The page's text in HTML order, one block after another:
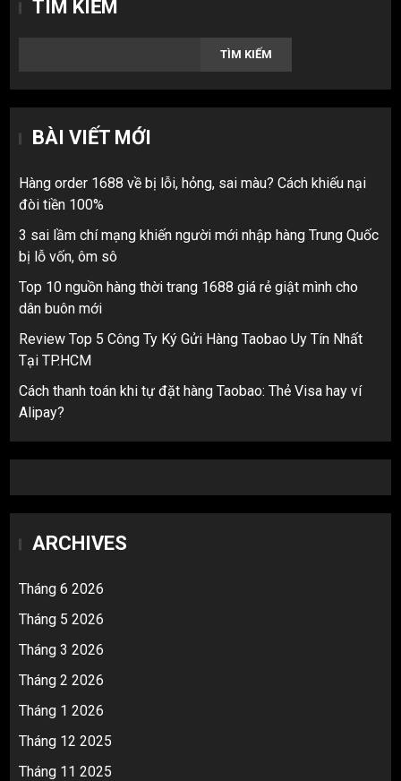
TÌM KIẾM
TÌM KIẾM
BÀI VIẾT MỚI
Hàng order 1688 về bị lỗi, hỏng, sai màu? Cách khiếu nại
đòi tiền 100%
3 sai lầm chí mạng khiến người mới nhập hàng Trung Quốc
bị lỗ vốn, ôm sô
Top 10 nguồn hàng thời trang 1688 giá rẻ giật mình cho
dân buôn mới
Review Top 5 Công Ty Ký Gửi Hàng Taobao Uy Tín Nhất
Tại TP.HCM
Cách thanh toán khi tự đặt hàng Taobao: Thẻ Visa hay ví
Alipay?
ARCHIVES
Tháng 6 2026
Tháng 5 2026
Tháng 3 2026
Tháng 2 2026
Tháng 1 2026
Tháng 12 2025
Tháng 11 2025